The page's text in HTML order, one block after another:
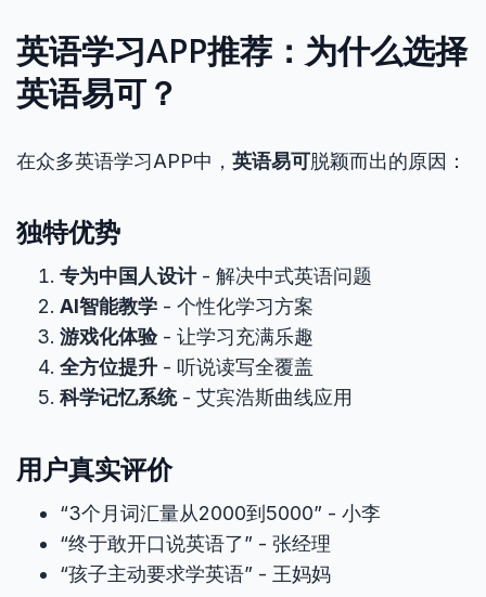
英语学习APP推荐：为什么选择
英语易可？
在众多英语学习APP中， 英语易可脱颖而出的原因：
独特优势
专为中国人设计- 解决中式英语问题
AI智能教学 - 个性化学习方案
游戏化体验- 让学习充满乐趣
全方位提升 - 听说读写全覆盖
科学记忆系统- 艾宾浩斯曲线应用
用户真实评价
“3个月词汇量从2000到5000” - 小李
“终于敢开口说英语了” - 张经理
“孩子主动要求学英语” - 王妈妈